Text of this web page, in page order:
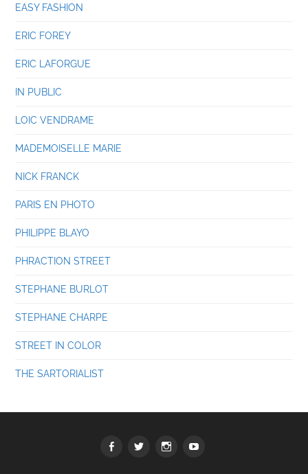
EASY FASHION
ERIC FOREY
ERIC LAFORGUE
IN PUBLIC
LOIC VENDRAME
MADEMOISELLE MARIE
NICK FRANCK
PARIS EN PHOTO
PHILIPPE BLAYO
PHRACTION STREET
STEPHANE BURLOT
STEPHANE CHARPE
STREET IN COLOR
THE SARTORIALIST
FacebookTwitter Instagramyoutube